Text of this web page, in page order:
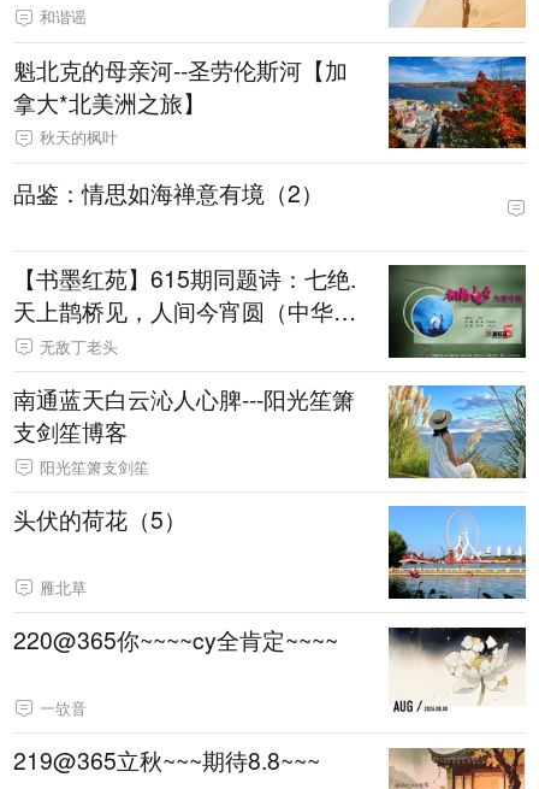
和谐谣
魁北克的母亲河--圣劳伦斯河【加
拿大*北美洲之旅】
秋天的枫叶
品鉴：情思如海禅意有境（2）
【书墨红苑】615期同题诗：七绝.
天上鹊桥见，人间今宵圆（中华新
韵）无敌丁老头
南通蓝天白云沁人心脾---阳光笙箫
支剑笙博客
阳光笙箫支剑笙
头伏的荷花（5）
雁北草
220@365你~~~~cy全肯定~~~~
一欤音
219@365立秋~~~期待8.8~~~